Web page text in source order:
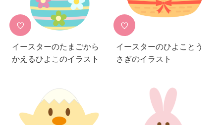
♡
イースターのたまごから
かえるひよこのイラスト
♡
イースターのひよことう
さぎのイラスト